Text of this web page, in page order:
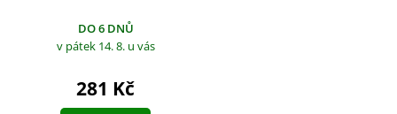
DO 6 DNŮ
v pátek 14. 8. u vás
281 Kč